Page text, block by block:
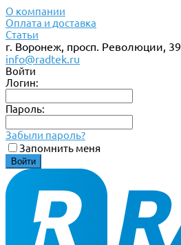
О компании
Оплата и доставка
Статьи
г. Воронеж, просп. Революции, 39
info@radtek.ru
Войти
Логин:
Пароль:
Забыли пароль?
Запомнить меня